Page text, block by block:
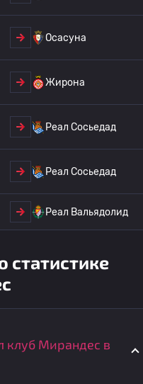
Осасуна
Жирона
Реал Сосьедад
Реал Сосьедад
Реал Вальядолид
статистике
клуб Мирандес в